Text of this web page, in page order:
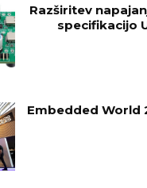
Razširitev
specifikacijo
Embedded World